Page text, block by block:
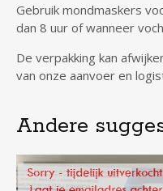
Gebruik mondmaskers
dan 8 uur of wanneer
De verpakking kan
van onze aanvoer en
Andere